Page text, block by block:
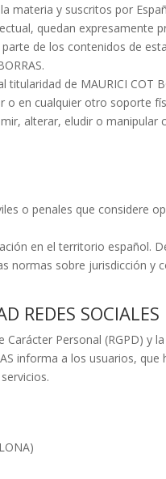
materia y suscritos por
quedan expresamente
de los contenidos de
de MAURICI COT
en cualquier otro soporte
alterar, eludir o
o penales que considere
en el territorio español.
sobre jurisdicción y
REDES SOCIALES
Personal (RGPD) y
informa a los usuarios,